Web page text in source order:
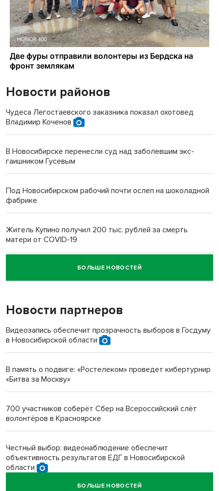
Новости районов
Чудеса Легостаевского заказника показал охотовед
Владимир Коченов
В Новосибирске перенесли суд над заболевшим экс-
гаишником Гусевым
Под Новосибирском рабочий почти ослеп на шоколадной
фабрике
Житель Купино получил 200 тыс. рублей за смерть
матери от COVID-19
Новосибирский суд наказал водителя за смерть
пенсионерки на вокзале
«Мы живём на пастбище!»: в новосибирском селе лошади
терроризируют жителей
Инвалид получил условный срок за избиение врачей
БОЛЬШЕ НОВОСТЕЙ
Новости партнеров
Видеозапись обеспечит прозрачность выборов в Госдуму
в Новосибирской области
В память о подвиге: «Ростелеком» проведет кибертурнир
«Битва за Москву»
700 участников соберёт Сбер на Всероссийский слёт
волонтёров в Красноярске
Честный выбор: видеонаблюдение обеспечит
объективность результатов ЕДГ в Новосибирской
области
БОЛЬШЕ НОВОСТЕЙ